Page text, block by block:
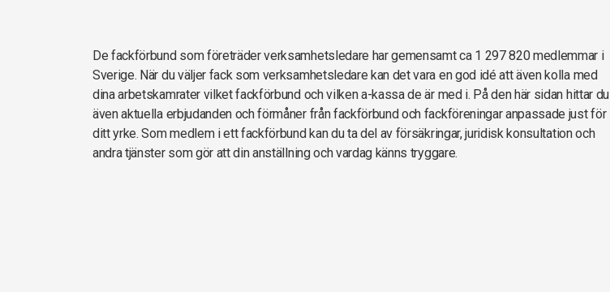
De fackförbund som företräder verksamhetsledare har gemensamt ca 1 297 820 medlemmar i
Sverige. När du väljer fack som verksamhetsledare kan det vara en god idé att även kolla med
dina arbetskamrater vilket fackförbund och vilken a-kassa de är med i. På den här sidan hittar du
även aktuella erbjudanden och förmåner från fackförbund och fackföreningar anpassade just för
ditt yrke. Som medlem i ett fackförbund kan du ta del av försäkringar, juridisk konsultation och
andra tjänster som gör att din anställning och vardag känns tryggare.